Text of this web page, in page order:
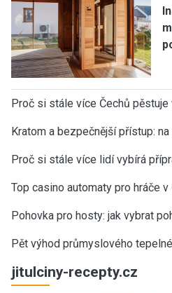
Proč si stále více Čechů
Kratom a bezpečnější přístup:
Proč si stále více lidí vybírá
Top casino automaty pro hráče v
Pohovka pro hosty: jak vybrat
Pět výhod průmyslového
jitulciny-recepty.cz